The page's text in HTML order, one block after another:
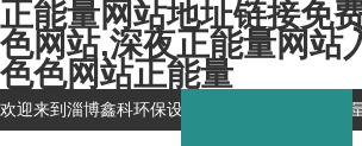
正能量网站地址链接免
色网站,深夜正能量网站
色色网站正能量
欢迎来到淄博鑫科环保设备有限公司网站，正能